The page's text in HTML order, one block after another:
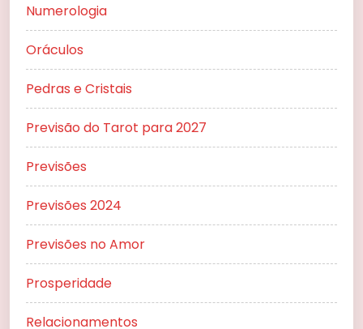
Numerologia
Oráculos
Pedras e Cristais
Previsão do Tarot para 2027
Previsões
Previsões 2024
Previsões no Amor
Prosperidade
Relacionamentos